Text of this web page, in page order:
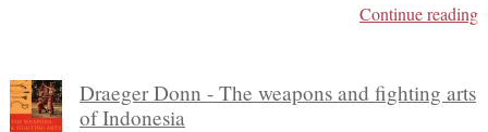
Continue reading
Draeger Donn - The weapons and fighting arts
of Indonesia